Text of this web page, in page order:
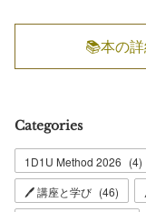
📚本の
Categories
1D1U Method 2026 (4)
🖊 講座と学び (46)